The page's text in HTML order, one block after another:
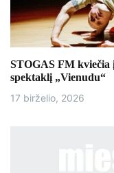
a
t
a
r
STOGAS FM
spektaklį „Vienudu“
17 birželio, 2026